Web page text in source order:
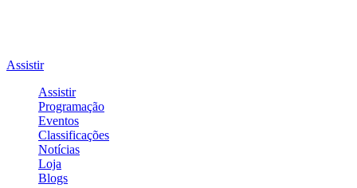
Assistir
Assistir
Programação
Eventos
Classificações
Notícias
Loja
Blogs